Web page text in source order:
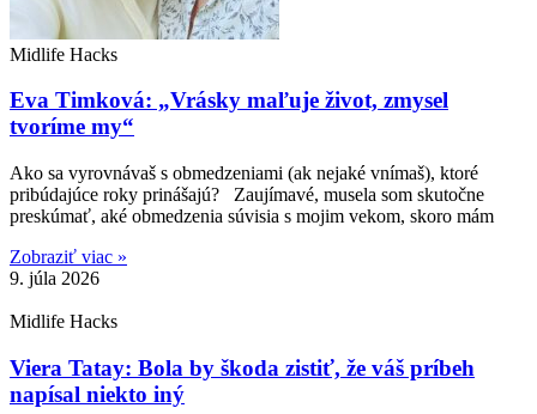
Midlife Hacks
Eva Timková: „Vrásky maľuje život, zmysel
tvoríme my“
Ako sa vyrovnávaš s obmedzeniami (ak nejaké vnímaš), ktoré
pribúdajúce roky prinášajú? Zaujímavé, musela som skutočne
preskúmať, aké obmedzenia súvisia s mojim vekom, skoro mám
Zobraziť viac »
9. júla 2026
Midlife Hacks
Viera Tatay: Bola by škoda zistiť, že váš príbeh
napísal niekto iný